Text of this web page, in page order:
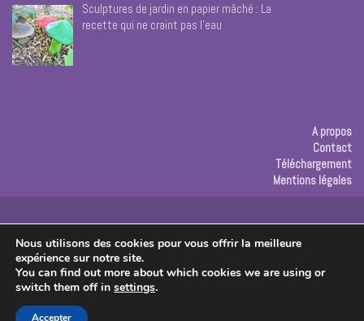
Sculptures de jardin en papier mâché : La
recette qui ne craint pas l’eau
A propos
Contact
Téléchargement
Mentions légales
Copyright © 2026 Les créas de Rose
Nous utilisons des cookies pour vous offrir la meilleure
expérience sur notre site.
You can find out more about which cookies we are using or
switch them off in settings.
Accepter